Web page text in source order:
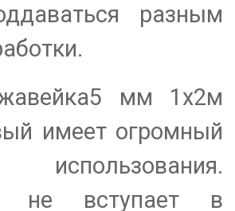
разным
мм 1х2м
имеет огромный
использования.
не вступает в